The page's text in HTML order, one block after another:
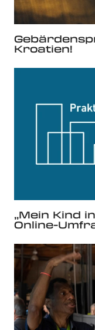
Kroatien!
„Mein Kind
Online-